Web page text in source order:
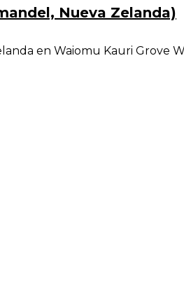
Nueva Zelanda)
en Waiomu Kauri Grove